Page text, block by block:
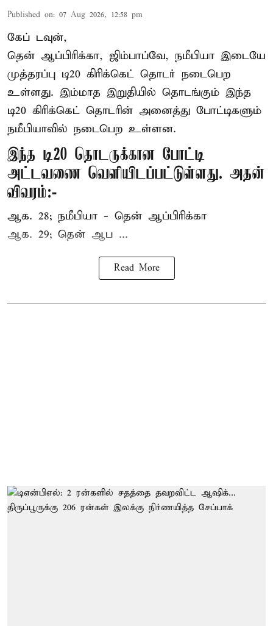
Published on: 07 Aug 2026, 12:58 pm
கேப் டவுன்,
தென் ஆப்பிரிக்கா, ஜிம்பாப்வே, நமீபியா இடையே
முத்தரப்பு டி20 கிரிக்கெட் தொடர் நடைபெற
உள்ளது. இம்மாத இறுதியில் தொடங்கும் இந்த
டி20 கிரிக்கெட் தொடரின் அனைத்து போட்டிகளும்
நமீபியாவில் நடைபெற உள்ளன.
இந்த டி20 தொடருக்கான போட்டி
அட்டவணை வெளியிடப்பட்டுள்ளது. அதன்
விவரம்:-
ஆக. 28; நமீபியா - தென் ஆப்பிரிக்கா
ஆக. 29; தென் ஆப ...
Read More